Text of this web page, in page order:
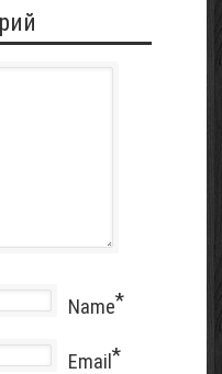
Name*
Email *